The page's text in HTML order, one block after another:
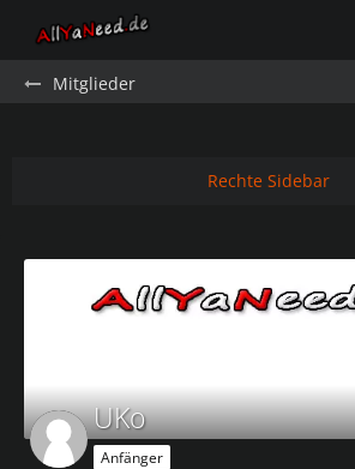
Mitglieder
UKo
Anfänger
Rechte Sidebar